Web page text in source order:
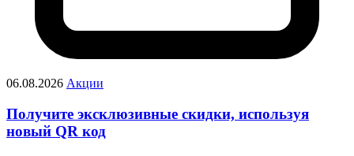
06.08.2026 Акции
Получите эксклюзивные скидки, используя
новый QR код